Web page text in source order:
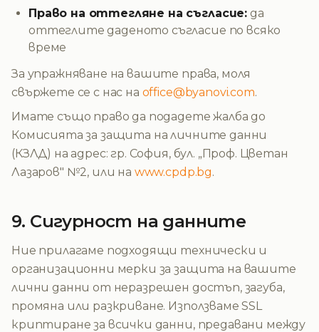
Право на оттегляне на съгласие: да
оттеглите даденото съгласие по всяко
време
За упражняване на вашите права, моля
свържете се с нас на office@byanovi.com.
Имате също право да подадете жалба до
Комисията за защита на личните данни
(КЗЛД) на адрес: гр. София, бул. „Проф. Цветан
Лазаров" №2, или на www.cpdp.bg.
9. Сигурност на данните
Ние прилагаме подходящи технически и
организационни мерки за защита на вашите
лични данни от неразрешен достъп, загуба,
промяна или разкриване. Използваме SSL
криптиране за всички данни, предавани между